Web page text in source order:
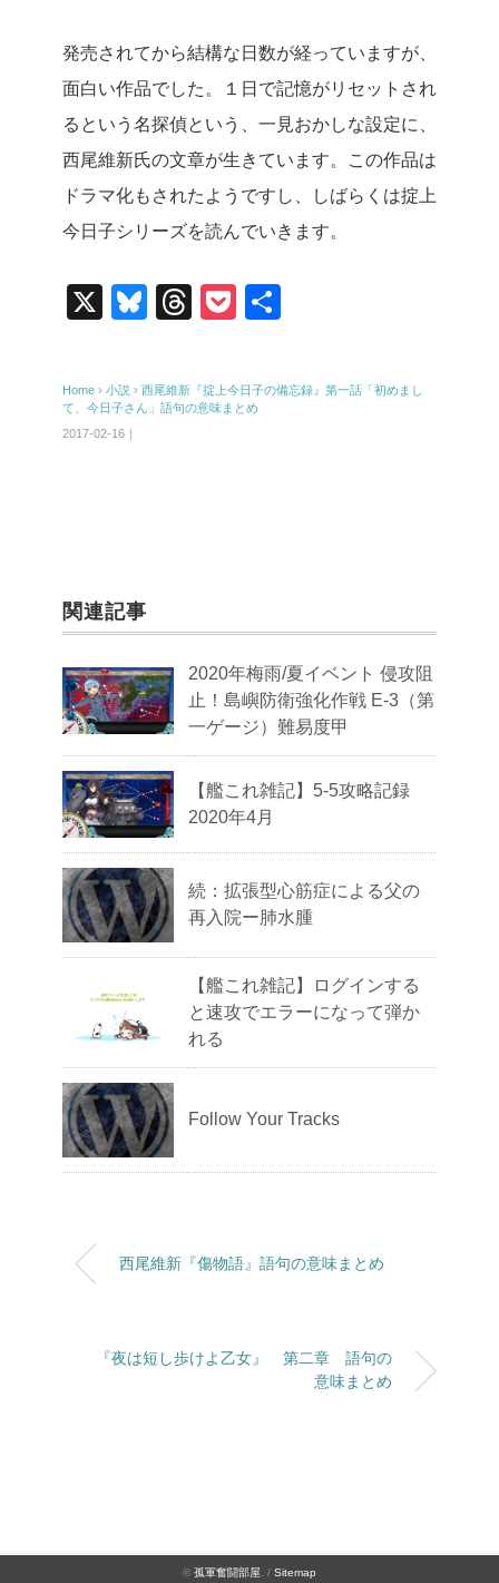
発売されてから結構な日数が経っていますが、
面白い作品でした。１日で記憶がリセットされ
るという名探偵という、一見おかしな設定に、
西尾維新氏の文章が生きています。この作品は
ドラマ化もされたようですし、しばらくは掟上
今日子シリーズを読んでいきます。
X
Bl
sk
T
a
P
et
Home › 小説 › 西尾維新『掟上今日子の備忘録』第一話「初めまし
て、今日子さん」語句の意味まとめ
2017-02-16｜
関連記事
2020年梅雨/夏イベント 侵攻阻
止！島嶼防衛強化作戦 E-3（第
一ゲージ）難易度甲
【艦これ雑記】5-5攻略記録
2020年4月
続：拡張型心筋症による父の
再入院ー肺水腫
【艦これ雑記】ログインする
と速攻でエラーになって弾か
れる
Follow Your Tracks
西尾維新『傷物語』語句の意味まとめ
『夜は短し歩けよ乙女』 第二章 語句の
意味まとめ
© 孤軍奮闘部屋 . / Sitemap